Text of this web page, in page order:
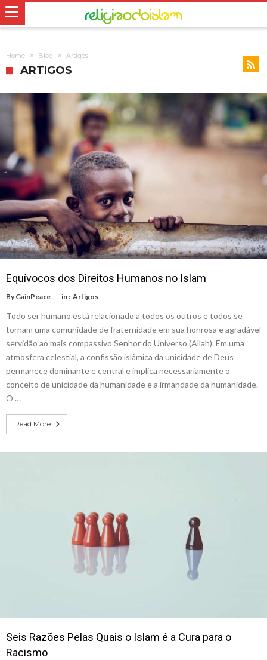
Home Blog Artigos
ARTIGOS
Equívocos dos Direitos Humanos no Islam
By GainPeace in : Artigos
Todo ser humano está relacionado a todos os outros e todos se
tornam uma comunidade de fraternidade em sua honrosa e agradável
servidão ao mais compassivo Senhor do Universo (Allah). Em uma
atmosfera celestial, a confissão islâmica da unicidade de Deus
permanece dominante e central e implica necessariamente o
conceito de unicidade da humanidade e a irmandade da humanidade.
O …
Read More
Seis Razões Pelas Quais o Islam é a Cura para o
Racismo